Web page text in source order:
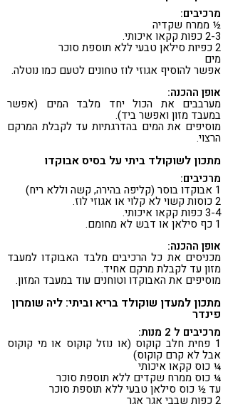
מרכיבים:
½ ממרח שקדיה
2-3 כפות קקאו איכותי.
2 כפיות סילאן טבעי ללא תוספת סוכר
מים
אפשר להוסיף אגוזי לוז טחונים לטעם כמו נוטלה.
אופן ההכנה:
מערבבים את הכול יחד מלבד המים (אפשר
במעבד מזון ואפשר ביד).
מוסיפים את המים בהדרגתיות עד לקבלת המרקם
הרצוי.
מתכון לשוקולד ביתי על בסיס אבוקדו
מרכיבים:
1 אבוקדו בוסר (קליפה בהירה, קשה וללא ריח)
2 כוסות קשוי לא קלוי או אגוזי לוז.
3-4 כפות קקאו איכותי.
1 כף סילאן או דבש לא מחומם.
אופן ההכנה:
מכניסים את כל הרכיבים מלבד האבוקדו למעבד
מזון עד לקבלת מרקם אחיד.
מוסיפים את האבוקדו וטוחנים עוד במעבד המזון.
מתכון למעדן שוקולד בריא וביתי: ליה שומרון
פינדר
מרכיבים ל 2 מנות:
1 פחית חלב קוקוס (או נוזל קוקוס או מי קוקוס
אבל לא קרם קוקוס)
¼ כוס קקאו איכותי
¼ כוס ממרח שקדים ללא תוספת סוכר
עד ½ כוס סילאן טבעי ללא תוספת סוכר
2 כפות שבבי אגר אגר